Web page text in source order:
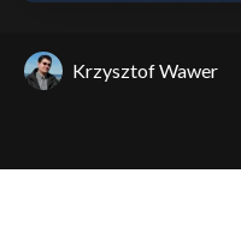
Krzysztof Wawer